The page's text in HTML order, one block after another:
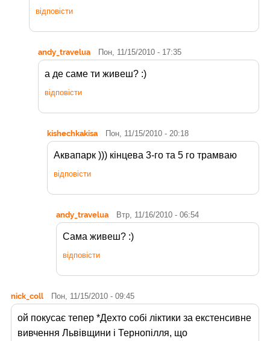
відповісти
andy_travelua Пон, 11/15/2010 - 17:35
а де саме ти живеш? :)
відповісти
kishechkakisa Пон, 11/15/2010 - 20:18
Аквапарк ))) кінцева 3-го та 5 го трамваю
відповісти
andy_travelua Втр, 11/16/2010 - 06:54
Сама живеш? :)
відповісти
nick_coll Пон, 11/15/2010 - 09:45
ой покусає тепер *Дехто собі ліктики за екстенсивне
вивчення Львівщини і Тернопілля, що